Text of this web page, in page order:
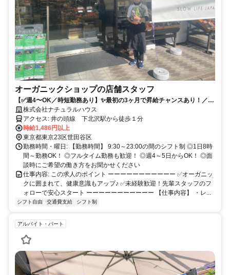
オーガニックショップの店舗スタッフ
【✅週4〜OK／時短勤務あり】✨最初の3ヶ月で昇給チャンスあり！／幅
広い世代が活躍中です！
株式会社ナチュラルハウス
アクセス: 井の頭線 下北沢駅から徒歩１分
時給1,486円以上
東京都東京23区世田谷区
勤務時間・曜日: 【勤務時間】 9:30～23:00の間のシフト制 ◎1日8時
間～勤務OK！ ◎フルタイム勤務も歓迎！ ◎週4～5日からOK！ ◎面
談時にご希望の働き方をお聞かせください
仕事内容: この求人のポイント ーーーーーーーーーーー ✅オーガニッ
クに囲まれて、健康意識もアップ♪ ✅未経験歓迎！先輩スタッフのフ
ォローで安心スタート ーーーーーーーーーーー 【仕事内容】 ・レ...
シフト自由 交通費支給 シフト制
アルバイト・パート